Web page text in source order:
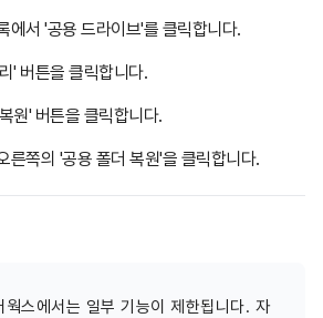
에서 '공용 드라이브'를 클릭합니다.
' 버튼을 클릭합니다.
원' 버튼을 클릭합니다.
른쪽의 '공용 폴더 복원'을 클릭합니다.
웍스에서는 일부 기능이 제한됩니다. 자